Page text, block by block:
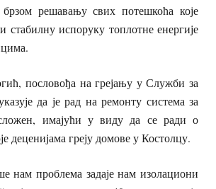
решавању свих потешкоћа које
стабилну испоруку топлотне енергије
на грејању у Служби за
да је рад на ремонту система за
имајући у виду да се ради о
деценијама греју домове у Костолцу.
проблема задаје нам изолациони